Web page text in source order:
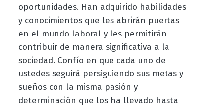
oportunidades. Han adquirido habilidades
y conocimientos que les abrirán puertas
en el mundo laboral y les permitirán
contribuir de manera significativa a la
sociedad. Confío en que cada uno de
ustedes seguirá persiguiendo sus metas y
sueños con la misma pasión y
determinación que los ha llevado hasta